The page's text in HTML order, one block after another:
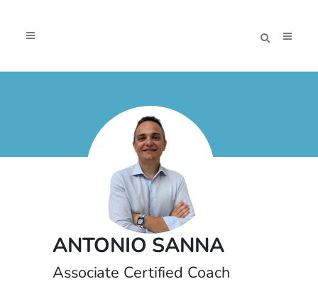
ANTONIO SANNA
Associate Certified Coach